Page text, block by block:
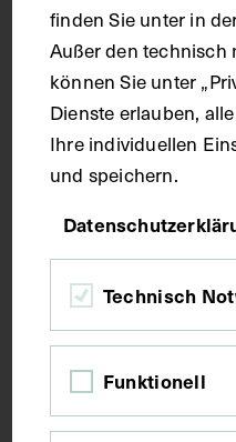
Maße
Bildmaß 40,6 x 31,8 cm
Kurzbeschreibung
Fig. 9: 314/3: Netzhaut
dargestellt. Fig. 12: 314/
[crystallina]), vergrößert
Fig. 11: 314/14:
Schlagwörter
finden Sie unter in
Außer den technisch
können Sie unter
Dienste erlauben,
Ihre individuellen
und speichern.
Technisch
Funktionell